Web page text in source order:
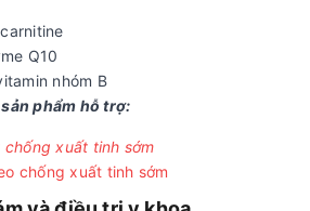
Q10
nhóm B
phẩm hỗ trợ:
chống xuất tinh sớm
chống xuất tinh sớm